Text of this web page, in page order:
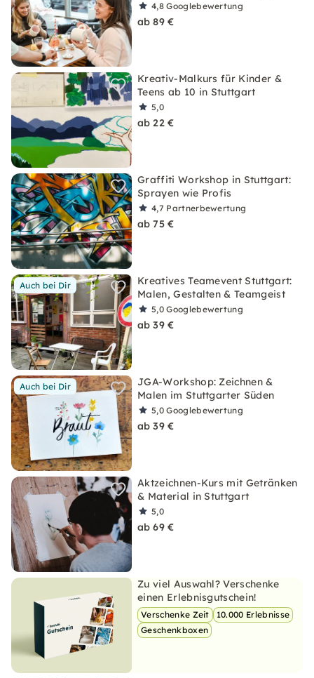
4,8Googlebewertung
ab 89 €
Kreativ-Malkurs für Kinder &
Teens ab 10 in Stuttgart
5,0
ab 22 €
Graffiti Workshop in Stuttgart:
Sprayen wie Profis
4,7 Partnerbewertung
ab 75 €
Auch bei Dir
Kreatives Teamevent Stuttgart:
Malen, Gestalten & Teamgeist
5,0Googlebewertung
ab 39 €
Auch bei Dir
JGA-Workshop: Zeichnen &
Malen im Stuttgarter Süden
5,0Googlebewertung
ab 39 €
Aktzeichnen-Kurs mit Getränken
& Material in Stuttgart
5,0
ab 69 €
Zu viel Auswahl? Verschenke
einen Erlebnisgutschein!
Verschenke Zeit
10.000 Erlebnisse
Geschenkboxen